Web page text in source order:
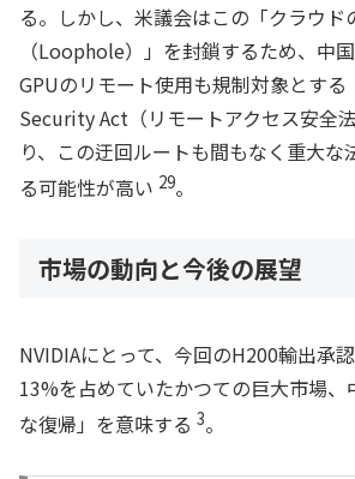
る。しかし、米議会はこの「クラウド
（Loophole）」を封鎖するため、中
GPUのリモート使用も規制対象とする
Security Act（リモートアクセス安全
り、この迂回ルートも間もなく重大な
る可能性が高い 29。
市場の動向と今後の展望
NVIDIAにとって、今回のH200輸出承
13%を占めていたかつての巨大市場、
な復帰」を意味する 3。